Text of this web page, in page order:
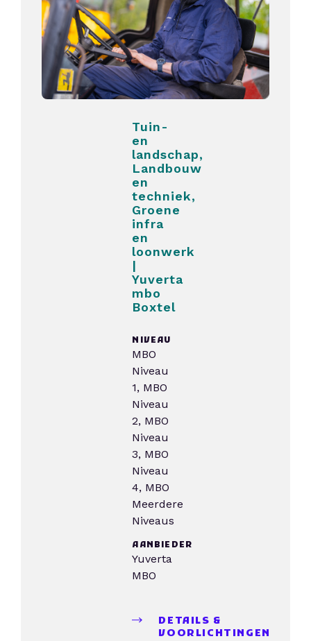
Tuin-
en
landschap,
Landbouw
en
techniek,
Groene
infra
en
loonwerk
|
Yuverta
mbo
Boxtel
NIVEAU
MBO
Niveau
1, MBO
Niveau
2, MBO
Niveau
3, MBO
Niveau
4, MBO
Meerdere
Niveaus
AANBIEDER
Yuverta
MBO
DETAILS &
VOORLICHTINGEN